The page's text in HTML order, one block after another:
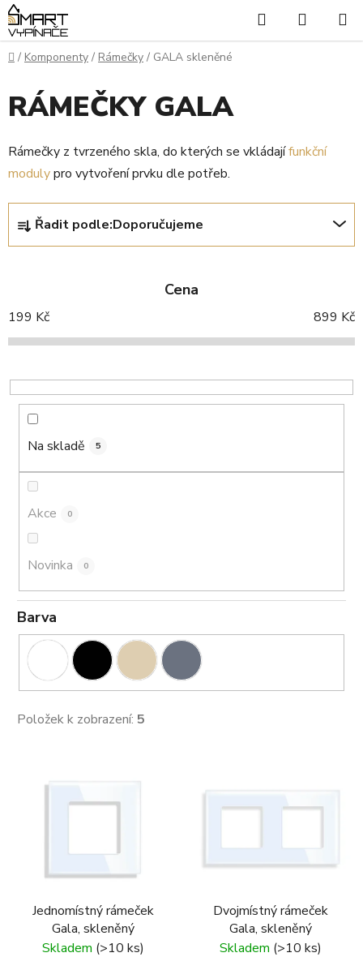
Přejít
na
obsah
Hledat
KOŠÍK
Domů
/ Komponenty / Rámečky / GALA skleněné
RÁMEČKY GALA
Rámečky z tvrzeného skla, do kterých se vkládajífunkční
modulypro vytvoření prvku dle potřeb.
Ř
z
í
p
o
d
Řadit podle:Doporučujeme
Cena
199 Kč 899 Kč
Na skladě 5
Akce 0
Novinka 0
Barva
Položek k zobrazení: 5
Jednomístný rámeček
Gala, skleněný
Skladem (>10 ks)
Dvojmístný rámeček
Gala, skleněný
Skladem (>10 ks)